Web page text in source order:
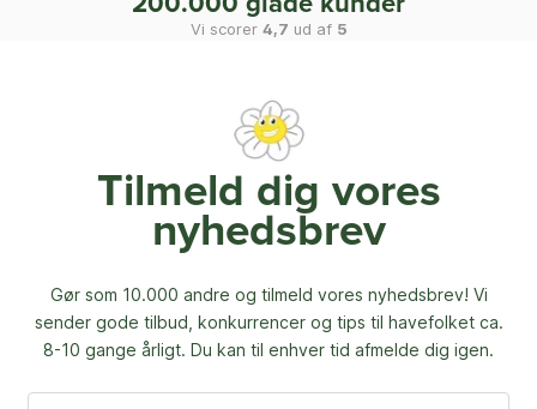
Vi scorer 4,7 ud af 5
Tilmeld dig vores
nyhedsbrev
Gør som 10.000 andre og tilmeld vores nyhedsbrev! Vi
sender gode tilbud, konkurrencer og tips til havefolket ca.
8-10 gange årligt. Du kan til enhver tid afmelde dig igen.